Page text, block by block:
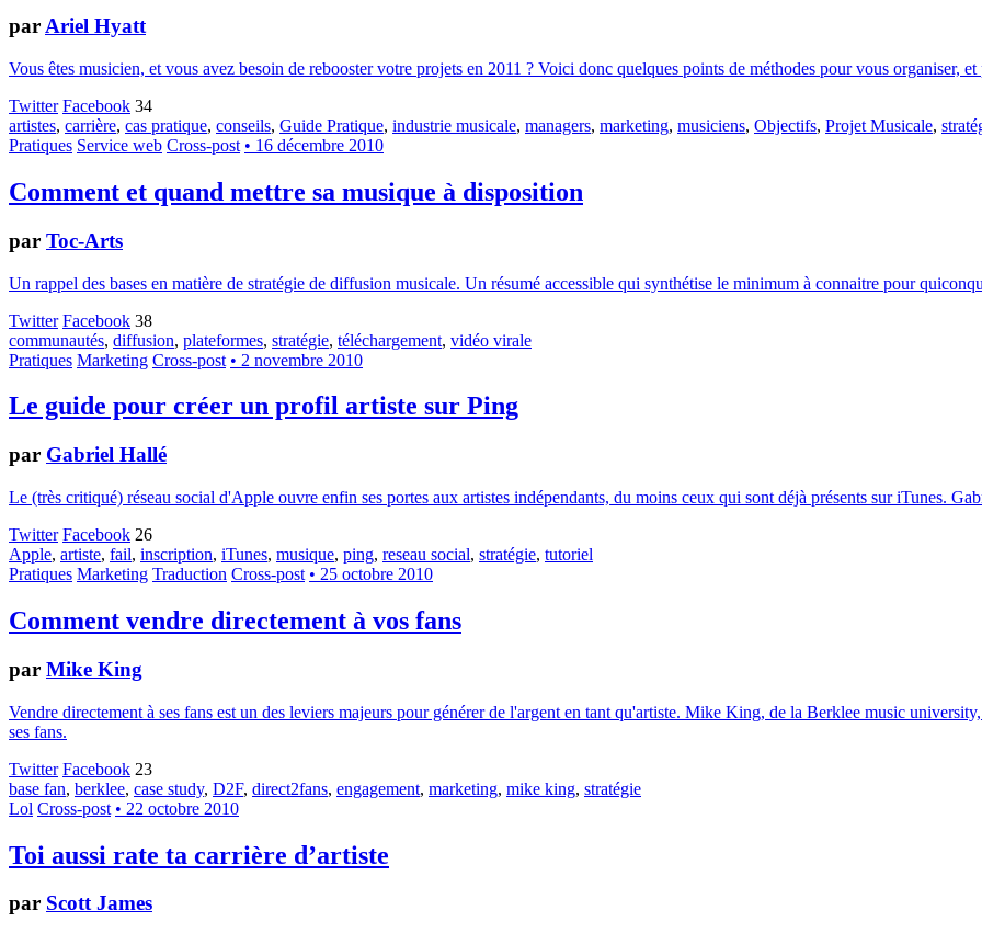
parAriel Hyatt
Vous êtes musicien, et vous avez besoin de rebooster votre projets en 2011 ? Voici donc quelques points de méthodes pour vous organiser, et
Twitter Facebook 34
artistes, carrière, cas pratique, conseils, Guide Pratique, industrie musicale, managers, marketing, musiciens, Objectifs, Projet Musicale,
Pratiques Service web Cross-post • 16 décembre 2010
Comment et quand mettre sa musique à disposition
par Toc-Arts
Un rappel des bases en matière de stratégie de diffusion musicale. Un résumé accessible qui synthétise le minimum à connaitre pour
Twitter Facebook 38
communautés, diffusion, plateformes, stratégie, téléchargement, vidéo virale
Pratiques Marketing Cross-post • 2 novembre 2010
Le guide pour créer un profil artiste sur Ping
par Gabriel Hallé
Le (très critiqué) réseau social d'Apple ouvre enfin ses portes aux artistes indépendants, du moins ceux qui sont déjà présents sur iTunes.
Twitter Facebook 26
Apple, artiste, fail, inscription, iTunes, musique, ping, reseau social, stratégie, tutoriel
Pratiques Marketing Traduction Cross-post • 25 octobre 2010
Comment vendre directement à vos fans
par Mike King
Vendre directement à ses fans est un des leviers majeurs pour générer de l'argent en tant qu'artiste. Mike King, de la Berklee music
ses fans.
Twitter Facebook 23
base fan, berklee, case study, D2F, direct2fans, engagement, marketing, mike king, stratégie
Lol Cross-post • 22 octobre 2010
Toi aussi rate ta carrière d’artiste
par Scott James